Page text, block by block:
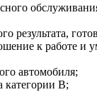
результата,
к работе и
автомобиля;
категории В;